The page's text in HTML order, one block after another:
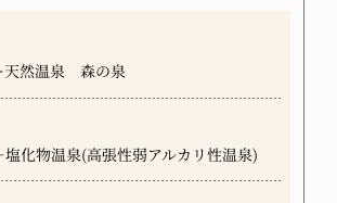
天然温泉 森の泉
塩化物温泉(高張性弱アルカリ性温泉)